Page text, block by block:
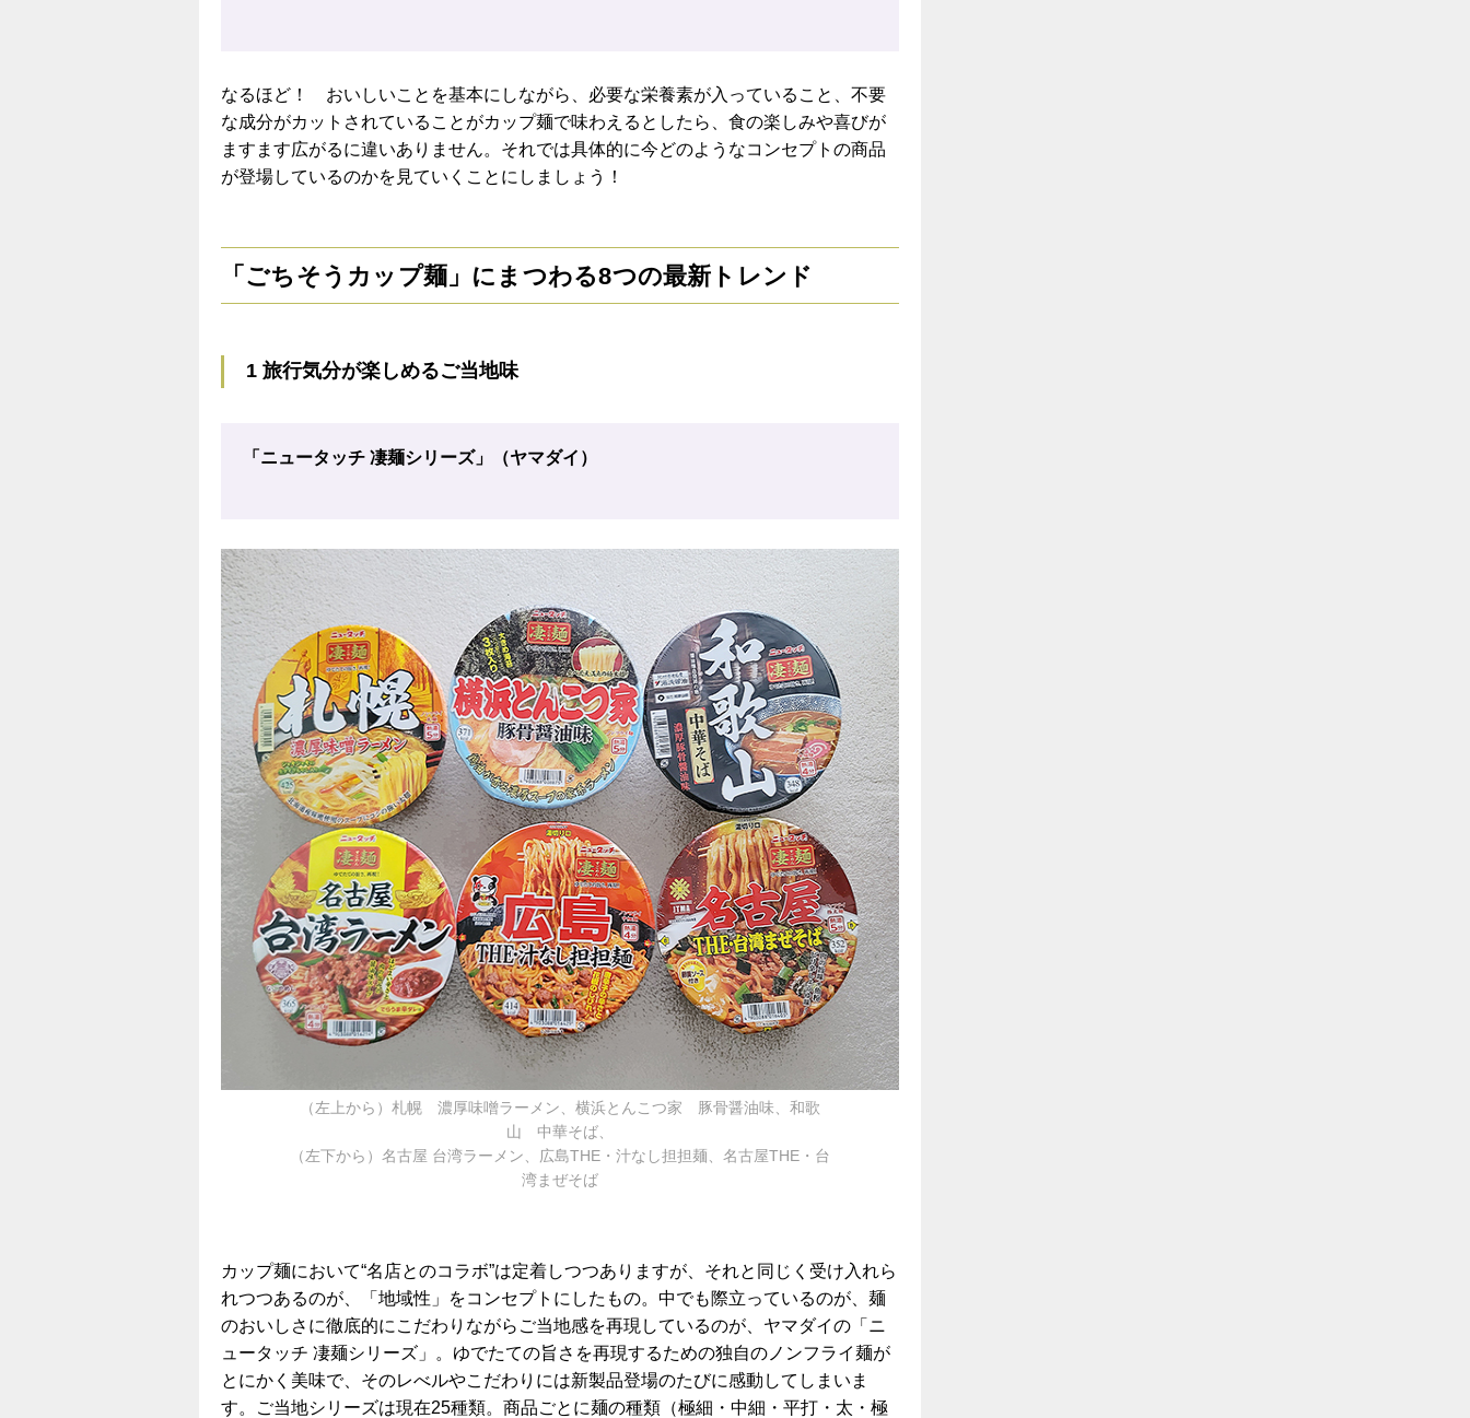
なるほど！ おいしいことを基本にしながら、必要な栄養素が入っていること、不要
な成分がカットされていることがカップ麺で味わえるとしたら、食の楽しみや喜びが
ますます広がるに違いありません。それでは具体的に今どのようなコンセプトの商品
が登場しているのかを見ていくことにしましょう！
「ごちそうカップ麺」にまつわる8つの最新トレンド
1 旅行気分が楽しめるご当地味
「ニュータッチ 凄麺シリーズ」（ヤマダイ）
（左上から）札幌 濃厚味噌ラーメン、横浜とんこつ家 豚骨醤油味、和歌
山 中華そば、
（左下から）名古屋 台湾ラーメン、広島THE・汁なし担担麺、名古屋THE・台
湾まぜそば
カップ麺において“名店とのコラボ”は定着しつつありますが、それと同じく受け入れら
れつつあるのが、「地域性」をコンセプトにしたもの。中でも際立っているのが、麺
のおいしさに徹底的にこだわりながらご当地感を再現しているのが、ヤマダイの「ニ
ュータッチ 凄麺シリーズ」。ゆでたての旨さを再現するための独自のノンフライ麺が
とにかく美味で、そのレべルやこだわりには新製品登場のたびに感動してしまいま
す。ご当地シリーズは現在25種類。商品ごとに麺の種類（極細・中細・平打・太・極